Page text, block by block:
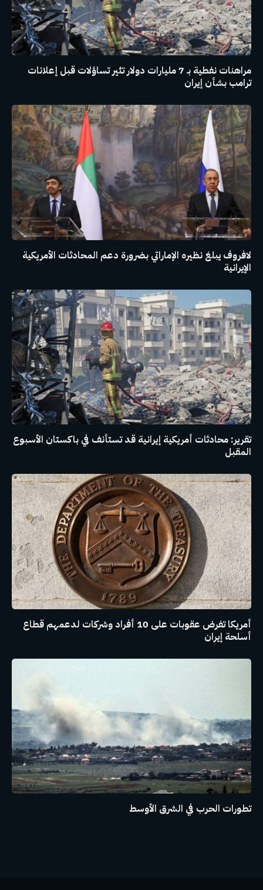
مراهنات نفطية بـ 7 مليارات دولار تثير تساؤلات قبل إعلانات
ترامب بشأن إيران
لافروف يبلغ نظيره الإماراتي بضرورة دعم المحادثات الأمريكية
الإيرانية
تقرير: محادثات أمريكية إيرانية قد تستأنف في باكستان الأسبوع
المقبل
أمريكا تفرض عقوبات على 10 أفراد وشركات لدعمهم قطاع
أسلحة إيران
تطورات الحرب في الشرق الأوسط